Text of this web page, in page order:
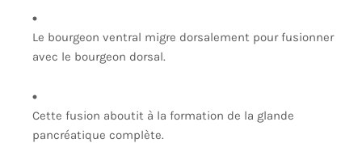
Le bourgeon ventral migre dorsalement pour fusionner
avec le bourgeon dorsal.
Cette fusion aboutit à la formation de la glande
pancréatique complète.